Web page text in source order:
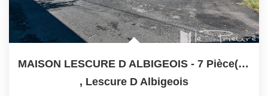
MAISON LESCURE D ALBIGEOIS - 7 Pièce(s) - 220 M2
, Lescure D Albigeois